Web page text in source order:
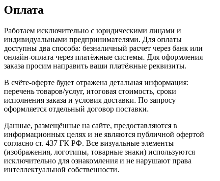
Оплата
Работаем исключительно с юридическими лицами и
индивидуальными предпринимателями. Для оплаты
доступны два способа: безналичный расчет через банк или
онлайн-оплата через платёжные системы. Для оформления
заказа просим направить ваши платёжные реквизиты.
В счёте-оферте будет отражена детальная информация:
перечень товаров/услуг, итоговая стоимость, сроки
исполнения заказа и условия доставки. По запросу
оформляется отдельный договор поставки.
Данные, размещённые на сайте, предоставляются в
информационных целях и не являются публичной офертой
согласно ст. 437 ГК РФ. Все визуальные элементы
(изображения, логотипы, товарные знаки) используются
исключительно для ознакомления и не нарушают права
интеллектуальной собственности.